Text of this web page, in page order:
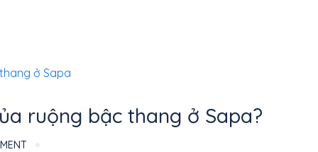
ruộng bậc thang ở Sapa?